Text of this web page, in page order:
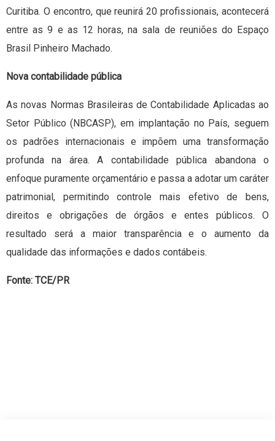
Curitiba. O encontro, que reunirá 20 profissionais, acontecerá
entre as 9 e as 12 horas, na sala de reuniões do Espaço
Brasil Pinheiro Machado.
Nova contabilidade pública
As novas Normas Brasileiras de Contabilidade Aplicadas ao
Setor Público (NBCASP), em implantação no País, seguem
os padrões internacionais e impõem uma transformação
profunda na área. A contabilidade pública abandona o
enfoque puramente orçamentário e passa a adotar um caráter
patrimonial, permitindo controle mais efetivo de bens,
direitos e obrigações de órgãos e entes públicos. O
resultado será a maior transparência e o aumento da
qualidade das informações e dados contábeis.
Fonte: TCE/PR